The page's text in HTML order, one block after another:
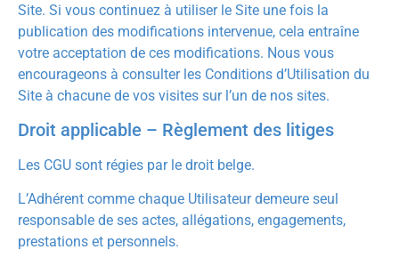
Site. Si vous continuez à utiliser le Site une fois la
publication des modifications intervenue, cela entraîne
votre acceptation de ces modifications. Nous vous
encourageons à consulter les Conditions d’Utilisation du
Site à chacune de vos visites sur l’un de nos sites.
Droit applicable – Règlement des litiges
Les CGU sont régies par le droit belge.
L’Adhérent comme chaque Utilisateur demeure seul
responsable de ses actes, allégations, engagements,
prestations et personnels.